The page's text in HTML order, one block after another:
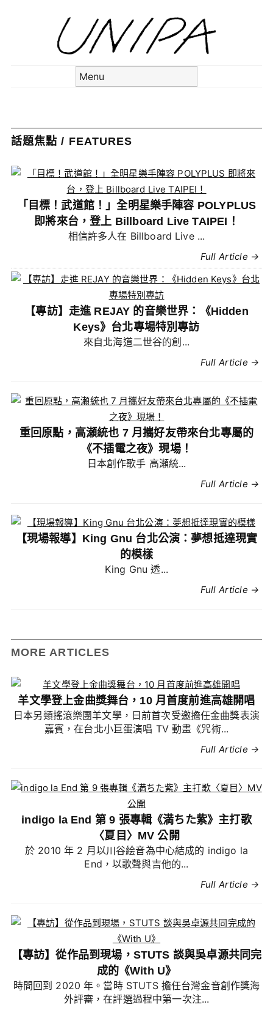
段！混合不同色彩的
閃台北，3,000 人見證 20
與大海，Faulieu. 用最純
帶來「超越錄音音源」
來台，帶著《MiX》展
話題焦點 / FEATURES
「目標！武道館！」全明星樂手陣容 POLYPLUS
即將來台，登上 Billboard Live TAIPEI！
相信許多人在 Billboard Live ...
Full Article →
【專訪】走進 REJAY 的音樂世界：《Hidden
Keys》台北專場特別專訪
來自北海道二世谷的創...
Full Article →
重回原點，高瀬統也 7 月攜好友帶來台北專屬的
《不插電之夜》現場！
日本創作歌手 高瀬統...
Full Article →
【現場報導】King Gnu 台北公演：夢想抵達現實
的模樣
King Gnu 透...
Full Article →
MORE ARTICLES
羊文學登上金曲獎舞台，10 月首度前進高雄開唱
日本另類搖滾樂團羊文學，日前首次受邀擔任金曲獎表演
嘉賓，在台北小巨蛋演唱 TV 動畫《咒術...
Full Article →
indigo la End 第 9 張專輯《満ちた紫》主打歌
〈夏目〉MV 公開
於 2010 年 2 月以川谷絵音為中心結成的 indigo la
End，以歌聲與吉他的...
Full Article →
【專訪】從作品到現場，STUTS 談與吳卓源共同完
成的《With U》
時間回到 2020 年。當時 STUTS 擔任台灣金音創作獎海
外評審，在評選過程中第一次注...